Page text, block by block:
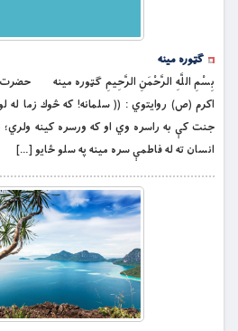
ګټوره مينه
بِسْمِ اللَّهِ الرَّحْمَنِ الرَّحِيمِ ګټوره مينه
اكرم (ص) روايتوي : (( سلمانه! كه څوك زما له
جنت كې به راسره وي او كه ورسره كينه
انسان ته له فاطمې سره مينه په سلو ځايو […]